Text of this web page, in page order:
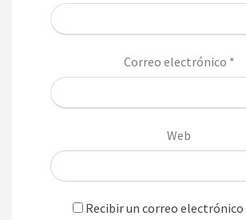
Correo electrónico *
Web
Recibir un correo electrónico